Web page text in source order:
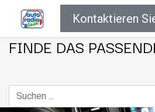
Kontaktieren
FINDE DAS